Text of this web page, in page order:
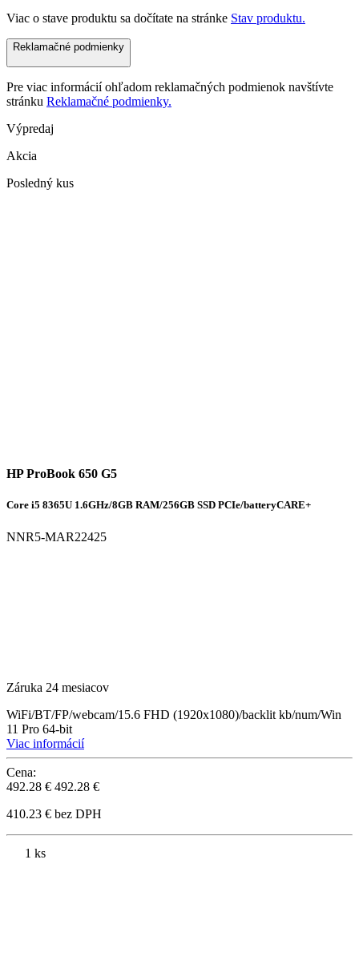
Viac o stave produktu sa dočítate na stránke Stav produktu.
Reklamačné podmienky
Pre viac informácií ohľadom reklamačných podmienok navštívte
stránku Reklamačné podmienky.
Výpredaj
Akcia
Posledný kus
HP ProBook 650 G5
Core i5 8365U 1.6GHz/8GB RAM/256GB SSD PCIe/batteryCARE+
NNR5-MAR22425
Záruka 24 mesiacov
WiFi/BT/FP/webcam/15.6 FHD (1920x1080)/backlit kb/num/Win
11 Pro 64-bit
Viac informácií
Cena:
492.28 € 492.28 €
410.23 € bez DPH
1 ks